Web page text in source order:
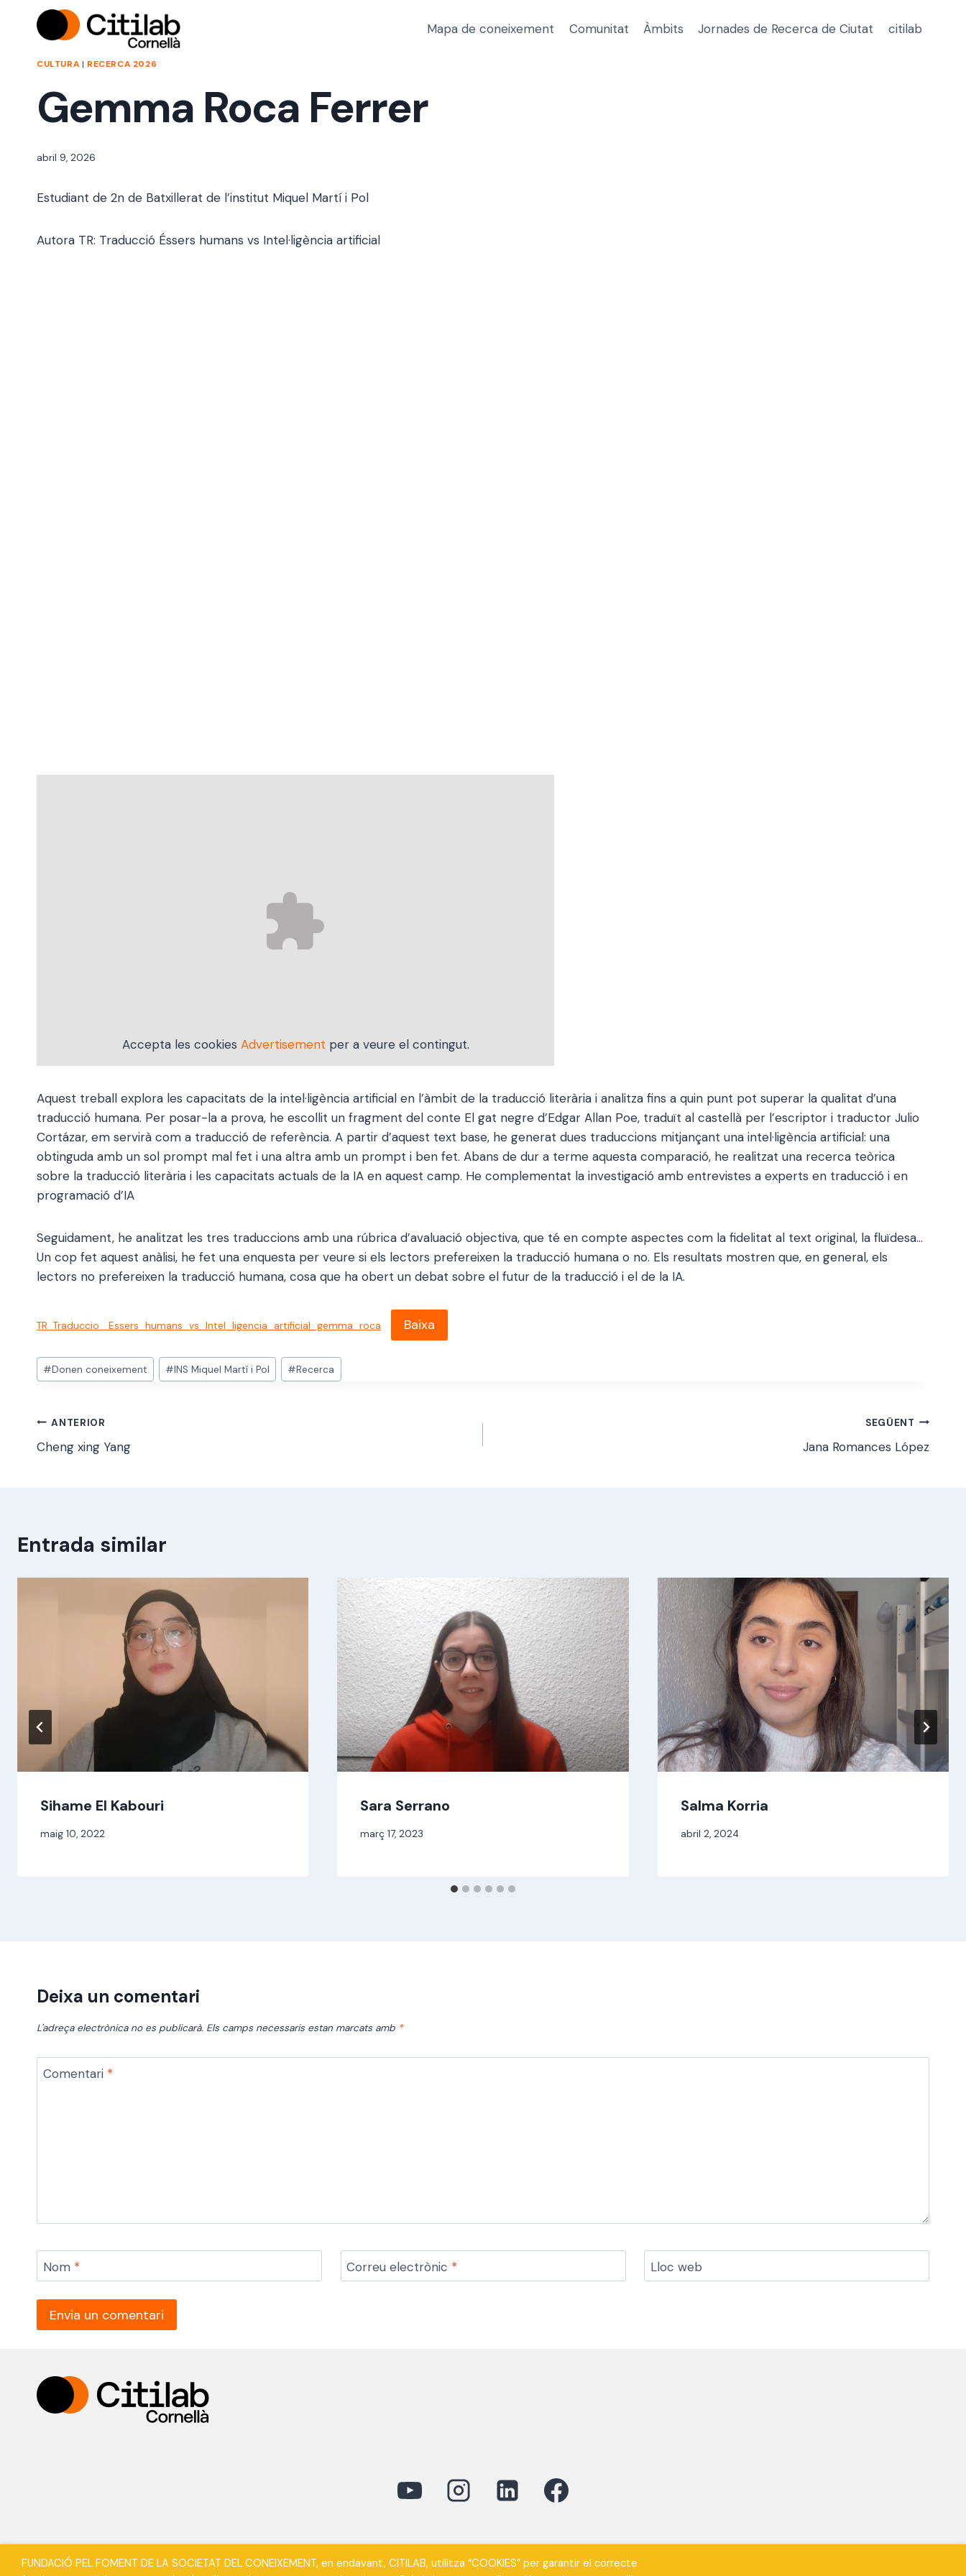
Mapa de coneixement Comunitat Àmbits Jornades de Recerca de Ciutat citilab
CULTURA | RECERCA 2026
Gemma Roca Ferrer
Per
abellà
abril 9, 2026
Estudiant de 2n de Batxillerat de l’institut Miquel Martí i Pol
Autora TR: Traducció Éssers humans vs Intel·ligència artificial
Accepta les cookies Advertisement per a veure el contingut.
Aquest treball explora les capacitats de la intel·ligència artificial en l’àmbit de la traducció literària i analitza fins a quin punt pot superar la qualitat d’una
traducció humana. Per posar-la a prova, he escollit un fragment del conte El gat negre d’Edgar Allan Poe, traduït al castellà per l’escriptor i traductor Julio
Cortázar, em servirà com a traducció de referència. A partir d’aquest text base, he generat dues traduccions mitjançant una intel·ligència artificial: una
obtinguda amb un sol prompt mal fet i una altra amb un prompt i ben fet. Abans de dur a terme aquesta comparació, he realitzat una recerca teòrica
sobre la traducció literària i les capacitats actuals de la IA en aquest camp. He complementat la investigació amb entrevistes a experts en traducció i en
programació d’IA
Seguidament, he analitzat les tres traduccions amb una rúbrica d’avaluació objectiva, que té en compte aspectes com la fidelitat al text original, la fluïdesa…
Un cop fet aquest anàlisi, he fet una enquesta per veure si els lectors prefereixen la traducció humana o no. Els resultats mostren que, en general, els
lectors no prefereixen la traducció humana, cosa que ha obert un debat sobre el futur de la traducció i el de la IA.
TR_Traduccio_ Essers_humans_vs_Intel_ligencia_artificial_gemma_roca Baixa
Etiquetes
d'entrada
#Donen coneixement #INS Miquel Martí i Pol #Recerca
Navegació
d'entrades
ANTERIOR
Cheng xing Yang
SEGÜENT
Jana Romances López
Entrada similar
Sihame El Kabouri
Per
maig 10, 2022
Sara Serrano
Per
març 17, 2023
Salma Korria
Per
abril 2, 2024
Deixa un comentari
L'adreça electrònica no es publicarà. Els camps necessaris estan marcats amb *
Comentari *
Nom * Correu electrònic * Lloc web
FUNDACIÓ PEL FOMENT DE LA SOCIETAT DEL CONEIXEMENT, en endavant, CITILAB, utilitza “COOKIES” per garantir el correcte